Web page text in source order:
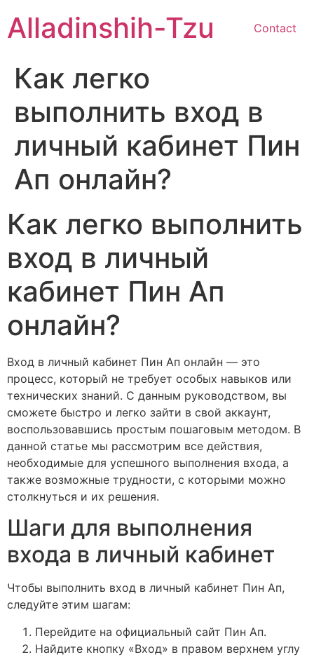
content
Alladinshih-Tzu Contact
Как легко
выполнить вход в
личный кабинет Пин
Ап онлайн?
Как легко выполнить
вход в личный
кабинет Пин Ап
онлайн?
Вход в личный кабинет Пин Ап онлайн — это
процесс, который не требует особых навыков или
технических знаний. С данным руководством, вы
сможете быстро и легко зайти в свой аккаунт,
воспользовавшись простым пошаговым методом. В
данной статье мы рассмотрим все действия,
необходимые для успешного выполнения входа, а
также возможные трудности, с которыми можно
столкнуться и их решения.
Шаги для выполнения
входа в личный кабинет
Чтобы выполнить вход в личный кабинет Пин Ап,
следуйте этим шагам:
Перейдите на официальный сайт Пин Ап.
Найдите кнопку «Вход» в правом верхнем углу